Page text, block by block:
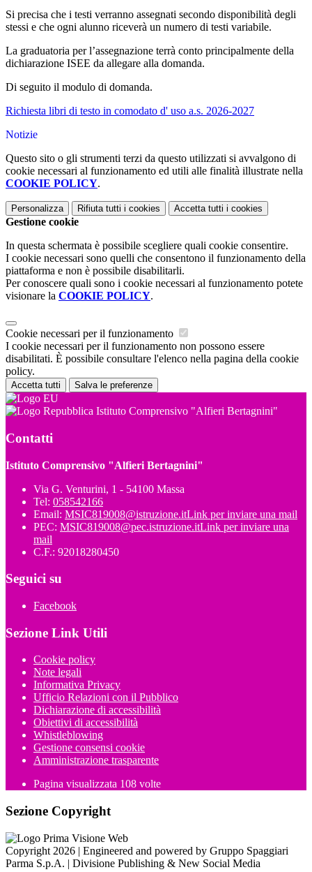
Si precisa che i testi verranno assegnati secondo disponibilità degli
stessi e che ogni alunno riceverà un numero di testi variabile.
La graduatoria per l’assegnazione terrà conto principalmente della
dichiarazione ISEE da allegare alla domanda.
Di seguito il modulo di domanda.
Richiesta libri di testo in comodato d' uso a.s. 2026-2027
Notizie
Questo sito o gli strumenti terzi da questo utilizzati si avvalgono di
cookie necessari al funzionamento ed utili alle finalità illustrate nella
COOKIE POLICY.
Personalizza Rifiuta tutti i cookies Accetta tutti i cookies
Gestione cookie
In questa schermata è possibile scegliere quali cookie consentire.
I cookie necessari sono quelli che consentono il funzionamento della
piattaforma e non è possibile disabilitarli.
Per conoscere quali sono i cookie necessari al funzionamento potete
visionare la COOKIE POLICY.
Cookie necessari per il funzionamento
I cookie necessari per il funzionamento non possono essere
disabilitati. È possibile consultare l'elenco nella pagina della cookie
policy.
Accetta tutti Salva le preferenze
Istituto Comprensivo "Alfieri Bertagnini"
Contatti
Istituto Comprensivo "Alfieri Bertagnini"
Via G. Venturini, 1 - 54100 Massa
Tel: 058542166
Email: MSIC819008@istruzione.itLink per inviare una mail
PEC: MSIC819008@pec.istruzione.itLink per inviare una
mail
C.F.: 92018280450
Seguici su
Facebook
Sezione Link Utili
Cookie policy
Note legali
Informativa Privacy
Ufficio Relazioni con il Pubblico
Dichiarazione di accessibilità
Obiettivi di accessibilità
Whistleblowing
Gestione consensi cookie
Amministrazione trasparente
Pagina visualizzata 108 volte
Sezione Copyright
Copyright 2026 | Engineered and powered by Gruppo Spaggiari
Parma S.p.A. | Divisione Publishing & New Social Media